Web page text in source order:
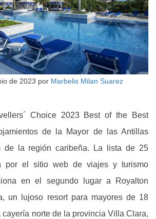
de 2023 por Marbelis Milan Suarez
Choice 2023 Best of the Best
de la Mayor de las Antillas
de la región caribeña. La lista de 25
por el sitio web de viajes y turismo
en el segundo lugar a Royalton
un lujoso resort para mayores de 18
norte de la provincia Villa Clara,